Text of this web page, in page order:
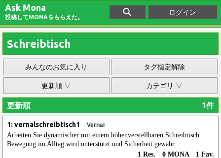
Ask Mona
投稿してMONAをもらえた。
ログイン
Schreibtisch
みんなのお気に入り タグ指定解除
更新順 ▽ カテゴリ ▽
更新順 1件
1: vernalschreibtisch1 Vernal
Arbeiten Sie dynamischer mit einem höhenverstellbaren Schreibtisch.
Bewegung im Alltag wird unterstützt und Sicherheit gewähr...
1 Res. 0 MONA 1 Fav.